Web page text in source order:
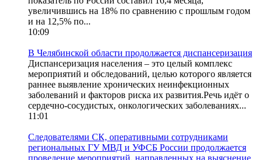
увеличившись на 18% по сравнению с прошлым годом
и на 12,5% по...
10:09
В Челябинской области продолжается диспансеризация
Диспансеризация населения – это целый комплекс
мероприятий и обследований, целью которого является
раннее выявление хронических неинфекционных
заболеваний и факторов риска их развития.Речь идёт о
сердечно-сосудистых, онкологических заболеваниях...
11:01
Следователями СК, оперативными сотрудниками
региональных ГУ МВД и УФСБ России продолжается